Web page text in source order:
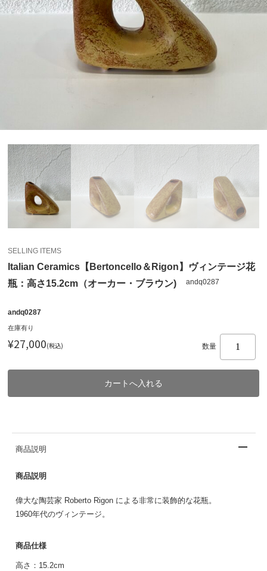
SELLING ITEMS
Italian Ceramics【Bertoncello＆Rigon】ヴィンテージ花
瓶：高さ15.2cm（オーカー・ブラウン)
andq0287
andq0287
在庫有り
¥27,000(税込) 数量
商品説明
商品説明
偉大な陶芸家 Roberto Rigon による非常に装飾的な花瓶。
1960年代のヴィンテージ。
商品仕様
高さ：15.2cm